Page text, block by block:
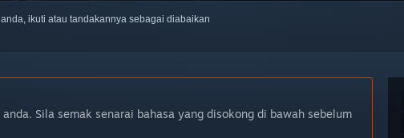
ikuti atau tandakannya sebagai diabaikan
Sila semak senarai bahasa yang disokong di bawah sebelum